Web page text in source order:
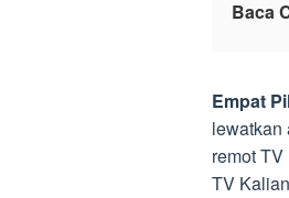
Baca
Empat
lewatkan
remot
TV